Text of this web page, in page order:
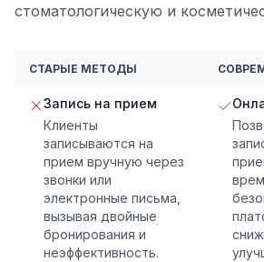
стоматологическую и
СТАРЫЕ МЕТОДЫ
Запись на прием
Клиенты
записываются на
прием вручную через
звонки или
электронные письма,
вызывая двойные
бронирования и
неэффективность.